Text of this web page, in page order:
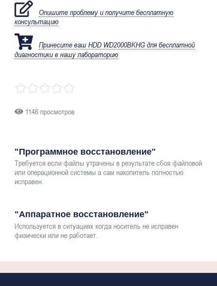
Опишите проблему и получите бесплатную
консультацию
Принесите ваш HDD WD2000BKHG для бесплатной
диагностики в нашу лабораторию
1146 просмотров
"Программное восстановление"
Требуется если файлы утрачены в результате сбоя файловой
или операционной системы а сам накопитель полностью
исправен.
"Аппаратное восстановление"
Используется в ситуациях когда носитель не исправен
физически или не работает.